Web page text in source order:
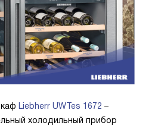
Liebherr UWTes 1672 –
холодильный прибор